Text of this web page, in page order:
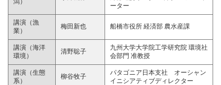
ーター
講演（漁
業）
梅田新也 船橋市役所 経済部 農水産課
講演（海洋
環境）
清野聡子
九州大学大学院工学研究院 環境社
会部門 准教授
講演（生態
系）
柳谷牧子
パタゴニア日本支社 オーシャン
イニシアティブディレクター